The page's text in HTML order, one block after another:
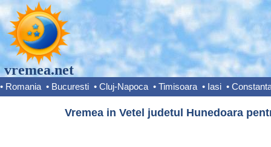
vremea.net
• Romania • Bucuresti • Cluj-Napoca • Timisoara • Iasi •
Vremea in Vetel judetul Hunedoara